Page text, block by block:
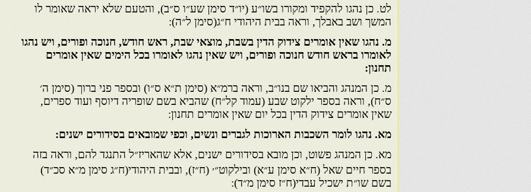
לט. כן נהגו להקפיד ומקורו בשו״ע (יו״ד סימן שע״ו ס״ב), והטעם שלא יראה שאומר לו
המשך ושב באבלך, וראה בבית היהודי ח״ג(סימן ל״ה):
מ. נהגו שאין אומרים צידוק הדין בשבת, מוצאי שבת, ראש חודש, חנוכה ופורים, ויש נהגו
לאומרו בראש חודש חנוכה ופורים, ויש שאין נהגו לאומרו בכל הימים שאין אומרים
תחנון:
מ. כן המנהג והביאו שם בנו״ב, וראה ברמ״א (סימן ת״א ס״ו) ובספר פני ברוך (סימן ה׳
ס״ח), וראה בספר ילקוט שבע (עמוד קל״ח) שהביא בשם שופריה דיוסף ועוד ספרים,
שאין אומרים צידוק הדין בכל יום שאין אומרים תחנון:
מא. נהגו לומר השכבות הארוכות לגברים ונשים, וכפי שמובאים בסידורים ישנים:
מא. כן המנהג פשוט, וכן מובא בסידורים ישנים, אלא שהאריז״ל התנגד להם, וראה בזה
בספר חיים שאל (ח״א סימן ע״א) ובילקוט״, (ח״ז), ובבית היהודי(ח״ג סימן מ״א סכ״ד)
בשם שו״ת ישכיל עבדי(ח״ז סימן מ״ד):